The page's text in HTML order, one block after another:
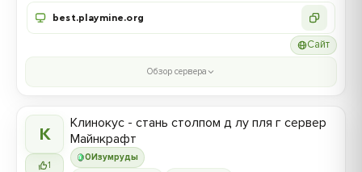
best.playmine.org
Сайт
Обзор сервера
К
1
0 Изумруды
Клинокус - стань столпом д лу пля г сервер
Майнкрафт